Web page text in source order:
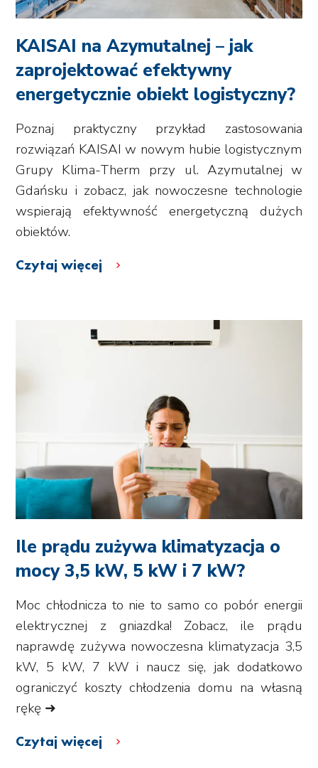
KAISAI na Azymutalnej – jak
zaprojektować efektywny
energetycznie obiekt logistyczny?
Poznaj praktyczny przykład zastosowania
rozwiązań KAISAI w nowym hubie logistycznym
Grupy Klima-Therm przy ul. Azymutalnej w
Gdańsku i zobacz, jak nowoczesne technologie
wspierają efektywność energetyczną dużych
obiektów.
Czytaj więcej
Ile prądu zużywa klimatyzacja o
mocy 3,5 kW, 5 kW i 7 kW?
Moc chłodnicza to nie to samo co pobór energii
elektrycznej z gniazdka! Zobacz, ile prądu
naprawdę zużywa nowoczesna klimatyzacja 3,5
kW, 5 kW, 7 kW i naucz się, jak dodatkowo
ograniczyć koszty chłodzenia domu na własną
rękę ➜
Czytaj więcej